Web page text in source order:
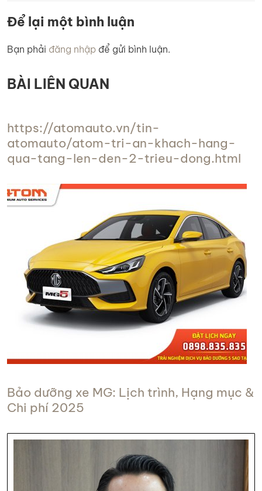
Để lại một bình luận
Bạn phải đăng nhập để gửi bình luận.
BÀI LIÊN QUAN
https://atomauto.vn/tin-
atomauto/atom-tri-an-khach-hang-
qua-tang-len-den-2-trieu-dong.html
Bảo dưỡng xe MG: Lịch trình, Hạng mục &
Chi phí 2025